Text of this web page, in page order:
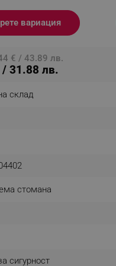
вариация
€ / 43.89 лв.
31.88 лв.
склад
стомана
сигурност
visitor sessions
is asked for web push
is a test user and can
disabled tracking,